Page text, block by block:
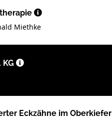
Miethke
Eckzähne im Oberkiefer